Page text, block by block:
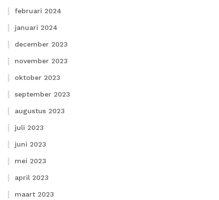
februari 2024
januari 2024
december 2023
november 2023
oktober 2023
september 2023
augustus 2023
juli 2023
juni 2023
mei 2023
april 2023
maart 2023